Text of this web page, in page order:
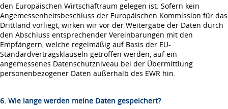
den Europäischen Wirtschaftraum gelegen ist. Sofern kein
Angemessenheitsbeschluss der Europäischen Kommission für das
Drittland vorliegt, wirken wir vor der Weitergabe der Daten durch
den Abschluss entsprechender Vereinbarungen mit den
Empfängern, welche regelmäßig auf Basis der EU-
Standardvertragsklauseln getroffen werden, auf ein
angemessenes Datenschutzniveau bei der Übermittlung
personenbezogener Daten außerhalb des EWR hin.
6. Wie lange werden meine Daten gespeichert?